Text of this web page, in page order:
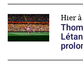
Hier à